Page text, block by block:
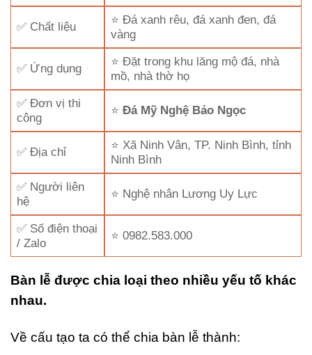
✅ Chất liệu
⭐ Đá xanh rêu, đá xanh đen, đá
vàng
✅ Ứng dụng
⭐ Đặt trong khu lăng mộ đá, nhà
mồ, nhà thờ họ
✅ Đơn vị thi
công
⭐Đá Mỹ Nghệ Bảo Ngọc
✅ Địa chỉ
⭐ Xã Ninh Vân, TP. Ninh Bình, tỉnh
Ninh Bình
✅ Người liên
hệ
⭐ Nghệ nhân Lương Uy Lực
✅ Số điện thoại
/ Zalo
⭐ 0982.583.000
Bàn lễ được chia loại theo nhiều yếu tố khác
nhau.
Về cấu tạo ta có thể chia bàn lễ thành: